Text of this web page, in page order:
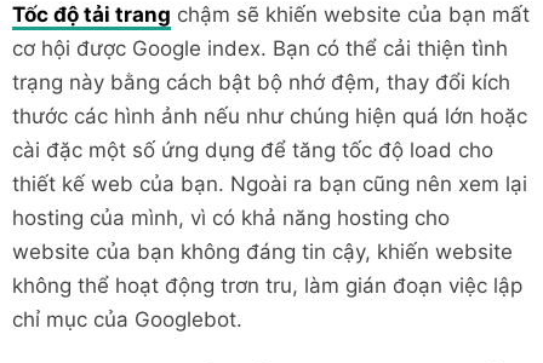
Tốc độ tải trang chậm sẽ khiến website của bạn mất
cơ hội được Google index. Bạn có thể cải thiện tình
trạng này bằng cách bật bộ nhớ đệm, thay đổi kích
thước các hình ảnh nếu như chúng hiện quá lớn hoặc
cài đặc một số ứng dụng để tăng tốc độ load cho
thiết kế web của bạn. Ngoài ra bạn cũng nên xem lại
hosting của mình, vì có khả năng hosting cho
website của bạn không đáng tin cậy, khiến website
không thể hoạt động trơn tru, làm gián đoạn việc lập
chỉ mục của Googlebot.